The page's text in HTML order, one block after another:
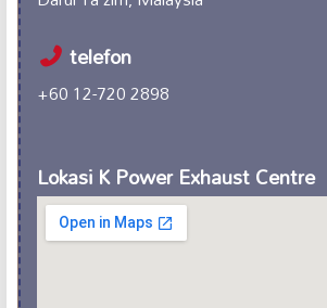
telefon
+60 12-720 2898
Lokasi K Power Exhaust Centre